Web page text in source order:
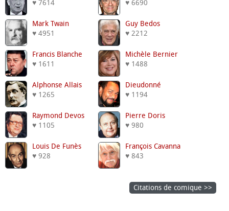
♥ 7614
♥ 6690
Mark Twain
♥ 4951
Guy Bedos
♥ 2212
Francis Blanche
♥ 1611
Michèle Bernier
♥ 1488
Alphonse Allais
♥ 1265
Dieudonné
♥ 1194
Raymond Devos
♥ 1105
Pierre Doris
♥ 980
Louis De Funès
♥ 928
François Cavanna
♥ 843
Citations de comique >>